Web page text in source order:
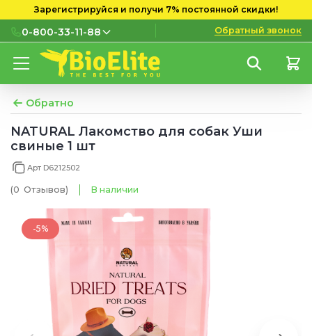
Зарегистрируйся и получи 7% постоянной скидки!
0-800-33-11-88
0-800-33-11-88
мобильных номеров
(097) 133 11 88
(095) 133 11 88
Обратный звонок
Обратно
NATURAL Лакомство для собак Уши
свиные 1 шт
Арт D6212502
(0 Отзывов) В наличии
-5%